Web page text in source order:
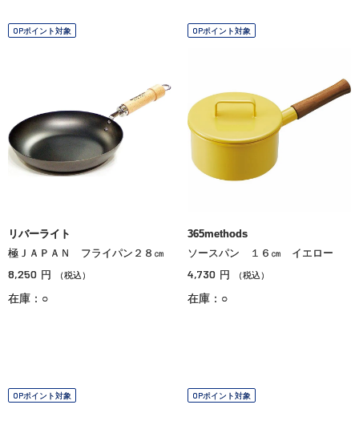
OPポイント対象
リバーライト
極ＪＡＰＡＮ フライパン２８㎝
8,250 円 （税込）
在庫：○
OPポイント対象
365methods
ソースパン １６㎝ イエロー
4,730 円 （税込）
在庫：○
OPポイント対象 OPポイント対象